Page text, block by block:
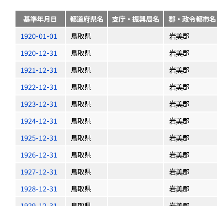
基準年月日 都道府県名 支庁・振興局名
郡・政令都市名
1920-01-01
鳥取県
岩美郡
1920-12-31
鳥取県
岩美郡
1921-12-31
鳥取県
岩美郡
1922-12-31
鳥取県
岩美郡
1923-12-31
鳥取県
岩美郡
1924-12-31
鳥取県
岩美郡
1925-12-31
鳥取県
岩美郡
1926-12-31
鳥取県
岩美郡
1927-12-31
鳥取県
岩美郡
1928-12-31
鳥取県
岩美郡